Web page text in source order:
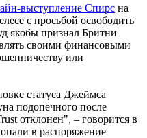
выступление Спирс на
с просьбой освободить
якобы признал Бритни
своими финансовыми
или
статуса Джеймса
подопечного после
отклонен", – говорится в
в распоряжение